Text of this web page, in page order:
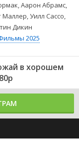
Аарон Абрамс,
Уилл Сассо,
Дикин
2025
в хорошем